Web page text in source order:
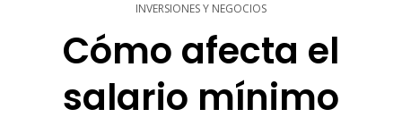
INVERSIONES Y NEGOCIOS
Cómo afecta el
salario mínimo